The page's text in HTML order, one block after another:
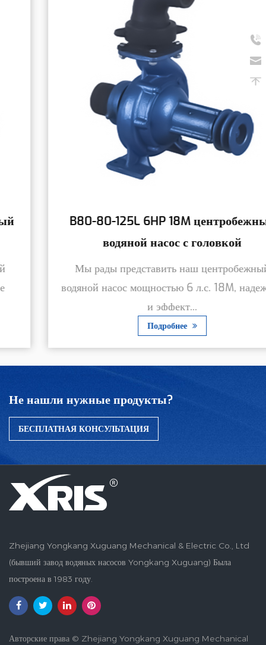
B80-80-125L 6HP 18M центробежный
водяной насос с головкой
Мы рады представить наш центробежный
водяной насос мощностью 6 л.с. 18M, надежное
и эффект...
Подробнее
Не нашли нужные продукты?
БЕСПЛАТНАЯ КОНСУЛЬТАЦИЯ
Zhejiang Yongkang Xuguang Mechanical & Electric Co., Ltd
(бывший завод водяных насосов Yongkang Xuguang) Была
построена в 1983 году.
Авторские права © Zhejiang Yongkang Xuguang Mechanical